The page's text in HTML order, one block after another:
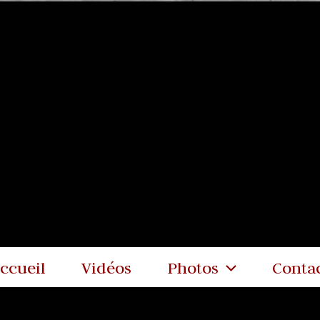
Vidéos Photos